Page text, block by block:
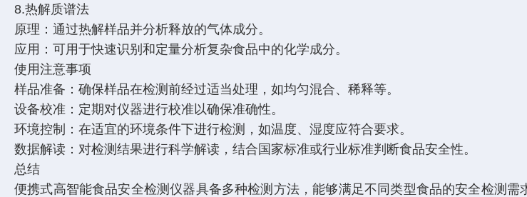
8.热解质谱法
原理：通过热解样品并分析释放的气体成分。
应用：可用于快速识别和定量分析复杂食品中的化学成分。
使用注意事项
样品准备：确保样品在检测前经过适当处理，如均匀混合、稀释等。
设备校准：定期对仪器进行校准以确保准确性。
环境控制：在适宜的环境条件下进行检测，如温度、湿度应符合要求。
数据解读：对检测结果进行科学解读，结合国家标准或行业标准判断食品安全性。
总结
便携式高智能食品安全检测仪器具备多种检测方法，能够满足不同类型食品的安全检测